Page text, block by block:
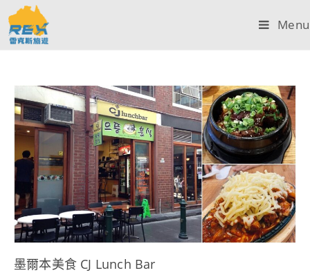
Menu
墨爾本美食 CJ Lunch Bar